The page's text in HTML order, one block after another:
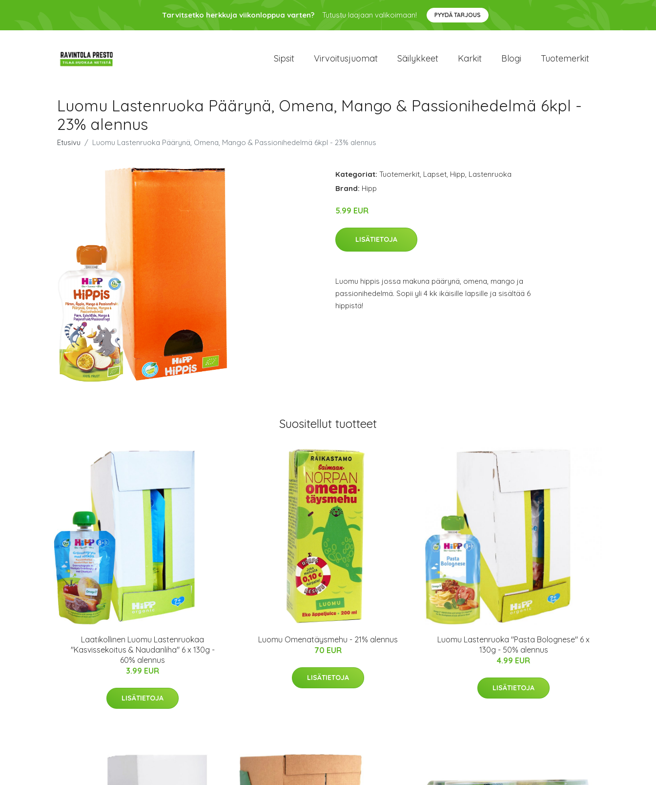
Tarvitsetko herkkuja viikonloppua varten? Tutustu laajaan valikoimaan! PYYDÄ TARJOUS
Sipsit Virvoitusjuomat Säilykkeet Karkit Blogi Tuotemerkit
Luomu Lastenruoka Päärynä, Omena, Mango & Passionihedelmä 6kpl -
23% alennus
Etusivu Luomu Lastenruoka Päärynä, Omena, Mango & Passionihedelmä 6kpl - 23% alennus
Kategoriat: Tuotemerkit, Lapset, Hipp, Lastenruoka
Brand: Hipp
5.99 EUR
LISÄTIETOJA
Luomu hippis jossa makuna päärynä, omena, mango ja
passionihedelmä. Sopii yli 4 kk ikäisille lapsille ja sisältää 6
hippistä!
Suositellut tuotteet
Laatikollinen Luomu Lastenruokaa
"Kasvissekoitus & Naudanliha" 6 x 130g -
60% alennus
3.99 EUR
LISÄTIETOJA
Luomu Omenatäysmehu - 21% alennus
70 EUR
LISÄTIETOJA
Luomu Lastenruoka "Pasta Bolognese" 6 x
130g - 50% alennus
4.99 EUR
LISÄTIETOJA